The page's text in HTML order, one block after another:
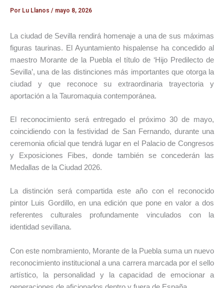
Por Lu Llanos / mayo 8, 2026
La ciudad de Sevilla rendirá homenaje a una de sus máximas
figuras taurinas. El Ayuntamiento hispalense ha concedido al
maestro Morante de la Puebla el título de ‘Hijo Predilecto de
Sevilla’, una de las distinciones más importantes que otorga la
ciudad y que reconoce su extraordinaria trayectoria y
aportación a la Tauromaquia contemporánea.
El reconocimiento será entregado el próximo 30 de mayo,
coincidiendo con la festividad de San Fernando, durante una
ceremonia oficial que tendrá lugar en el
Palacio de Congresos
y Exposiciones Fibes, donde también se concederán las
Medallas de la Ciudad 2026.
La distinción será compartida este año con el reconocido
pintor Luis Gordillo, en una edición que pone en valor a dos
referentes culturales profundamente vinculados con la
identidad sevillana.
Con este nombramiento, Morante de la Puebla suma un nuevo
reconocimiento institucional a una carrera marcada por el sello
artístico, la personalidad y la capacidad de emocionar a